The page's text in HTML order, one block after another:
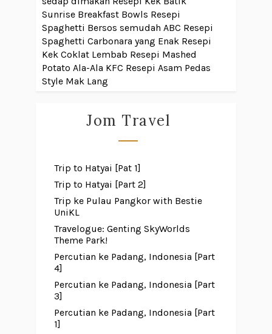
Sunrise Breakfast Bowls Resepi
Spaghetti Bersos semudah ABC Resepi
Spaghetti Carbonara yang Enak Resepi
Kek Coklat Lembab Resepi Mashed
Potato Ala-Ala KFC Resepi Asam Pedas
Style Mak Lang
Jom Travel
Trip to Hatyai [Pat 1]
Trip to Hatyai [Part 2]
Trip ke Pulau Pangkor with Bestie
UniKL
Travelogue: Genting SkyWorlds
Theme Park!
Percutian ke Padang, Indonesia [Part
4]
Percutian ke Padang, Indonesia [Part
3]
Percutian ke Padang, Indonesia [Part
1]